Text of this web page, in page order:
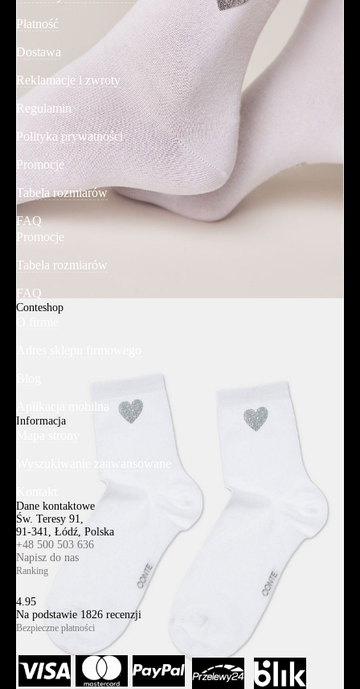
Płatność
Dostawa
Reklamacje i zwroty
Regulamin
Polityka prywatności
Promocje
Tabela rozmiarów
FAQ
Promocje
Tabela rozmiarów
FAQ
Conteshop
Aplikacja mobilna
Informacja
Wyszukiwanie zaawansowane
Dane kontaktowe
Św. Teresy 91,
91-341, Łódź, Polska
+48 500 503 636
Napisz do nas
Ranking
4.95
Na podstawie 1826 recenzji
Bezpieczne płatności